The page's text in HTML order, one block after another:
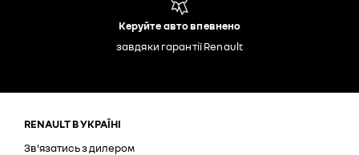
Керуйте авто впевнено
завдяки гарантії Renault
RENAULT В УКРАЇНІ
Зв'язатись з дилером